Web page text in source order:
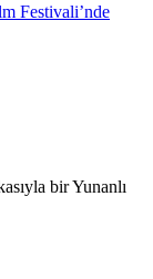
Festivali’nde
bir Yunanlı